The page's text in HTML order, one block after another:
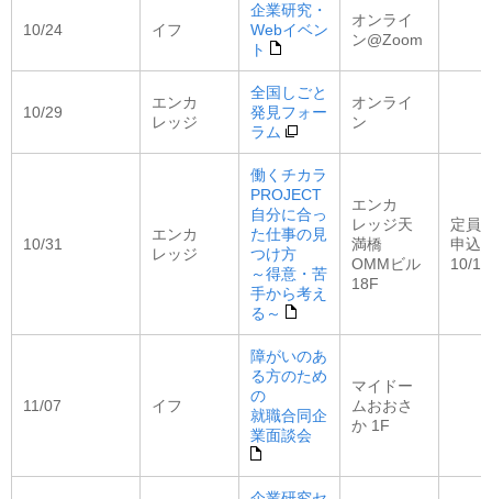
10/24 イフ
企業研究・
Webイベン
ト
オンライ
ン@Zoom
10/29
エンカ
レッジ
全国しごと
発見フォー
ラム
オンライ
ン
10/31
エンカ
レッジ
働くチカラ
PROJECT
自分に合っ
た仕事の見
つけ方
～得意・苦
手から考え
る～
エンカ
レッジ天
満橋
OMMビル
18F
定員
申込
10/16
11/07 イフ
障がいのあ
る方のため
の
就職合同企
業面談会
マイドー
ムおおさ
か 1F